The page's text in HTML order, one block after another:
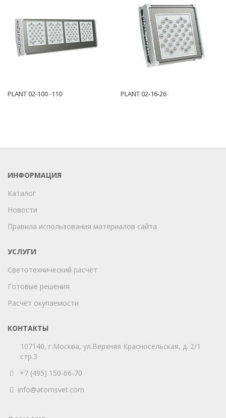
PLANT 02-100 -110 PLANT 02-16-26
ИНФОРМАЦИЯ
Каталог
Новости
Правила использования материалов сайта
УСЛУГИ
Светотехнический расчёт
Готовые решения
Расчёт окупаемости
КОНТАКТЫ
107140, г.Москва, ул.Верхняя Красносельская, д. 2/1
стр.3
+7 (495) 150-66-70
info@atomsvet.com